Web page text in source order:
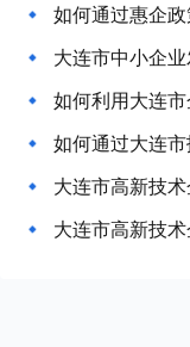
如何通过惠企
大连市中小企
如何利用大连
如何通过大连
大连市高新技
大连市高新技